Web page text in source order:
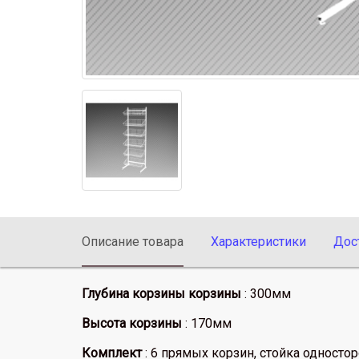
Описание товара Характеристики
Глубина корзины корзины : 300мм
Высота корзины : 170мм
Комплект: 6 прямых корзин, стойка